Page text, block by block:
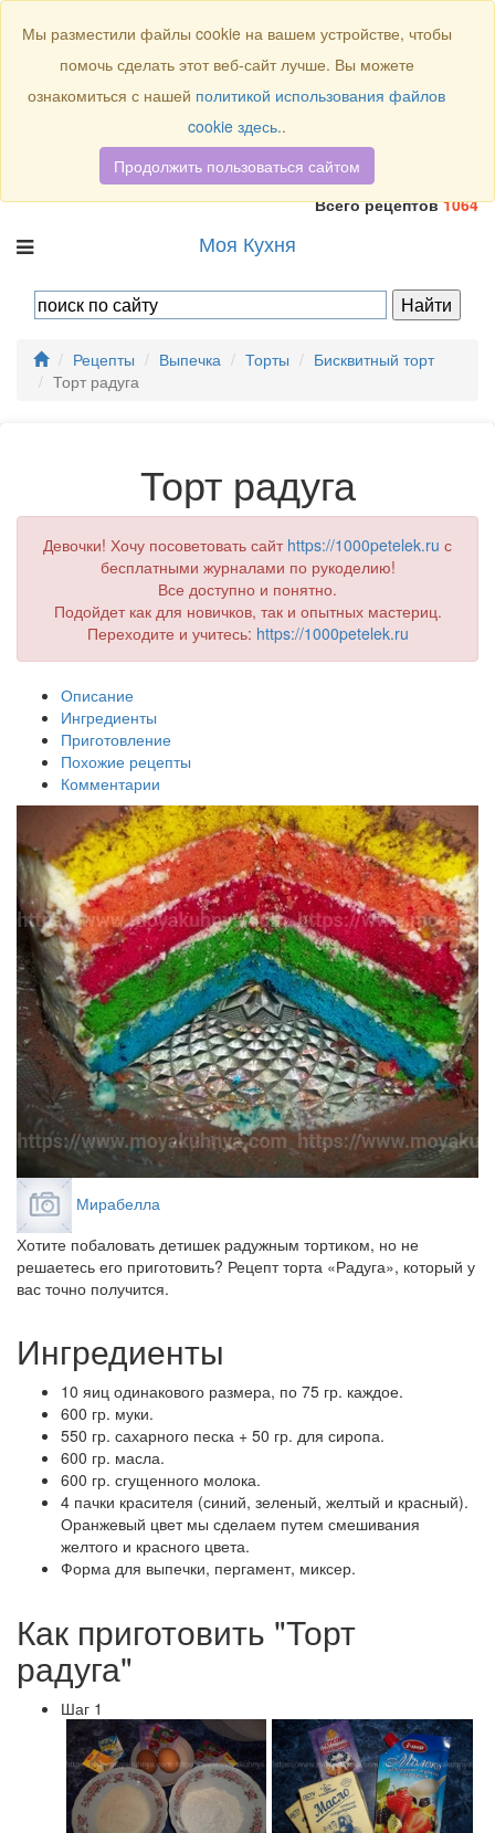
Всего рецептов1064
Моя Кухня
Рецепты Выпечка Торты
Бисквитный торт
Торт радуга
Торт радуга
Девочки! Хочу посоветовать сайт https://1000petelek.ru с
бесплатными журналами по рукоделию!
Все доступно и понятно.
Подойдет как для новичков, так и опытных мастериц.
Переходите и учитесь: https://1000petelek.ru
Описание
Ингредиенты
Приготовление
Похожие рецепты
Комментарии
Мирабелла
Хотите побаловать детишек радужным тортиком, но не
решаетесь его приготовить? Рецепт торта «Радуга», который у
вас точно получится.
Ингредиенты
10 яиц одинакового размера, по 75 гр. каждое.
600 гр. муки.
550 гр. сахарного песка + 50 гр. для сиропа.
600 гр. масла.
600 гр. сгущенного молока.
4 пачки красителя (синий, зеленый, желтый и красный).
Оранжевый цвет мы сделаем путем смешивания
желтого и красного цвета.
Форма для выпечки, пергамент, миксер.
Как приготовить "Торт
радуга"
Шаг 1
Мы разместили файлы cookie на вашем устройстве, чтобы
помочь сделать этот веб-сайт лучше. Вы можете
ознакомиться с нашей политикой использования файлов
cookie здесь..
Продолжить пользоваться сайтом